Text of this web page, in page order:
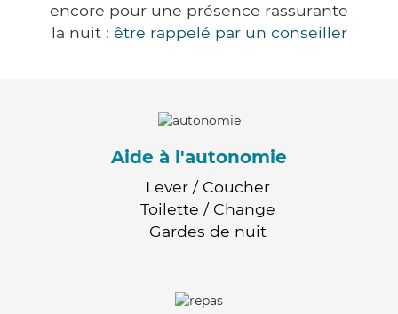
encore pour une présence rassurante
la nuit : être rappelé par un conseiller
Aide à l'autonomie
Lever / Coucher
Toilette / Change
Gardes de nuit